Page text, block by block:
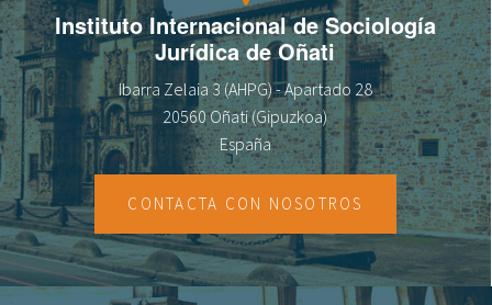
Instituto Internacional de Sociología
Jurídica de Oñati
Ibarra Zelaia 3 (AHPG) - Apartado 28
20560 Oñati (Gipuzkoa)
España
CONTACTA CON NOSOTROS